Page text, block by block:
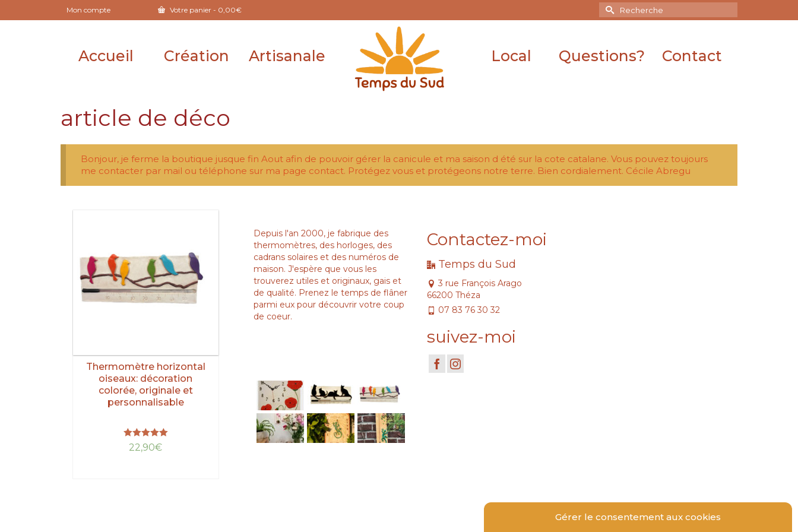
Gérer le consentement aux cookies
Mon compte Votre panier - 0,00€ Rechercher :
Accueil Création Artisanale Local Questions? Contact
article de déco
Bonjour, je ferme la boutique jusque fin Aout afin de pouvoir gérer la canicule et ma saison d été sur la cote catalane. Vous pouvez toujours
me contacter par mail ou téléphone sur ma page contact. Protégez vous et protégeons notre terre. Bien cordialement. Cécile Abregu
Thermomètre horizontal
oiseaux: décoration
colorée, originale et
personnalisable
Note
5.00
22,90€
Depuis l'an 2000, je fabrique des
thermomètres, des horloges, des
cadrans solaires et des numéros de
maison. J'espère que vous les
trouverez utiles et originaux, gais et
de qualité. Prenez le temps de flâner
parmi eux pour découvrir votre coup
de coeur.
Contactez-moi
Temps du Sud
3 rue François Arago
66200 Théza
07 83 76 30 32
suivez-moi